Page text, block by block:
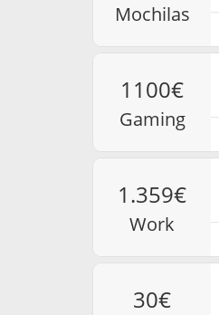
mochilas
1100€
gaming
1.359€
work
30€